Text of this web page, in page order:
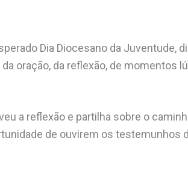
Dia Diocesano da Juventude,
oração, da reflexão, de momentos
a reflexão e partilha sobre o
de ouvirem os testemunhos